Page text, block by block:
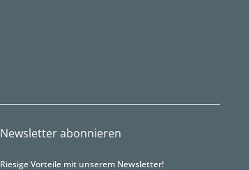
Newsletter abonnieren
Riesige Vorteile mit unserem Newsletter!